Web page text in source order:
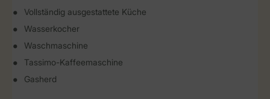
Vollständig ausgestattete Küche
Wasserkocher
Waschmaschine
Tassimo-Kaffeemaschine
Gasherd